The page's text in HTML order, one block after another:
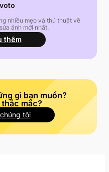
nhiều mẹo và thủ thuật về
ảnh mới nhất.
thêm
gì bạn muốn?
mắc?
tôi